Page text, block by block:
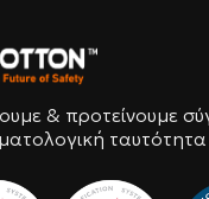
& προτείνουμε